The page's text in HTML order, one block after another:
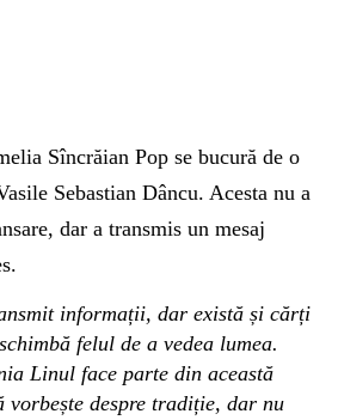
Sîncrăian Pop se bucură de o
Sebastian Dâncu. Acesta nu a
dar a transmis un mesaj
informații, dar există și cărți
felul de a vedea lumea.
Linul face parte din această
vorbește despre tradiție, dar nu